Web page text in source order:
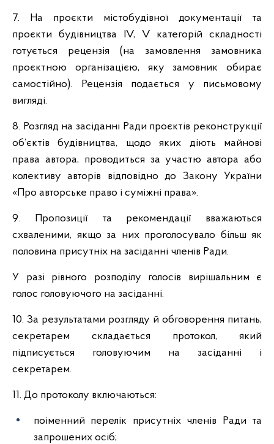
7. На проєкти містобудівної документації та
проєкти будівництва IV, V категорій складності
готується рецензія (на замовлення замовника
проєктною організацією, яку замовник обирає
самостійно). Рецензія подається у письмовому
вигляді.
8. Розгляд на засіданні Ради проєктів реконструкції
об’єктів будівництва, щодо яких діють майнові
права автора, проводиться за участю автора або
колективу авторів відповідно до Закону України
«Про авторське право і суміжні права».
9. Пропозиції та рекомендації вважаються
схваленими, якщо за них проголосувало більш як
половина присутніх на засіданні членів Ради.
У разі рівного розподілу голосів вирішальним є
голос головуючого на засіданні.
10. За результатами розгляду й обговорення питань,
секретарем складається протокол, який
підписується головуючим на засіданні і
секретарем.
11. До протоколу включаються:
поіменний перелік присутніх членів Ради та
запрошених осіб;